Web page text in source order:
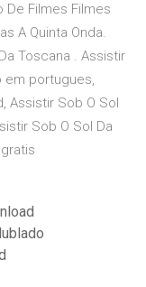
De Filmes Filmes
A Quinta Onda.
Toscana . Assistir
em portugues,
Assistir Sob O Sol
Sob O Sol Da